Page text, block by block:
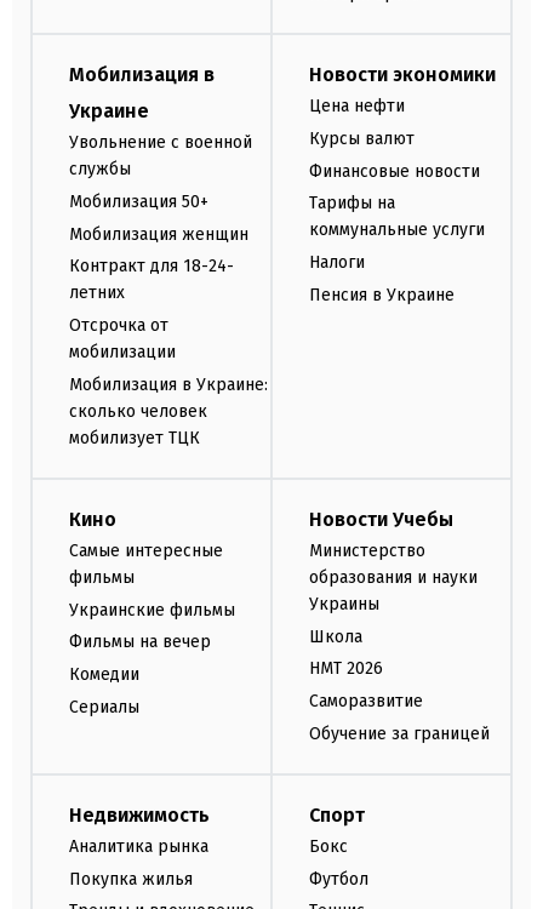
Мобилизация в
Украине
Увольнение с военной
службы
Мобилизация 50+
Мобилизация женщин
Контракт для 18-24-
летних
Отсрочка от
мобилизации
Мобилизация в Украине:
сколько человек
мобилизует ТЦК
Новости экономики
Цена нефти
Курсы валют
Финансовые новости
Тарифы на
коммунальные услуги
Налоги
Пенсия в Украине
Кино
Самые интересные
фильмы
Украинские фильмы
Фильмы на вечер
Комедии
Сериалы
Новости Учебы
Министерство
образования и науки
Украины
Школа
НМТ 2026
Саморазвитие
Обучение за границей
Недвижимость
Аналитика рынка
Покупка жилья
Спорт
Бокс
Футбол